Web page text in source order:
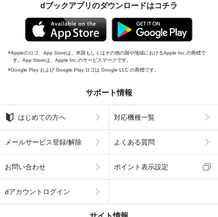
dブックアプリのダウンロードはコチラ
Appleのロゴ、App Storeは、米国もしくはその他の国や地域におけるApple Inc.の商標で
す。App Storeは、Apple Inc.のサービスマークです。
Google Play および Google Play ロゴは Google LLC の商標です。
サポート情報
はじめての方へ 対応機種一覧
メールサービス登録/解除 よくある質問
お問い合わせ ポイント表示設定
dアカウントログイン